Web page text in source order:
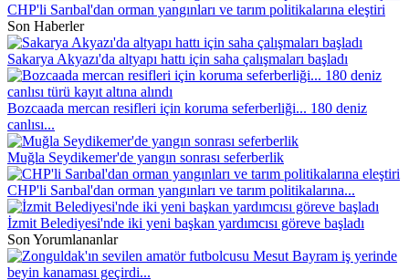
CHP'li Sarıbal'dan orman yangınları ve tarım politikalarına eleştiri
Son Haberler
Sakarya Akyazı'da altyapı hattı için saha çalışmaları başladı
Bozcaada mercan resifleri için koruma seferberliği... 180 deniz
canlısı...
Muğla Seydikemer'de yangın sonrası seferberlik
CHP'li Sarıbal'dan orman yangınları ve tarım politikalarına...
İzmit Belediyesi'nde iki yeni başkan yardımcısı göreve başladı
Son Yorumlananlar